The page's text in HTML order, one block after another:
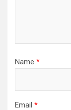
Name *
Email *